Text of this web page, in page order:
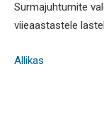
Surmajuhtumite
viieaastastele
Allikas